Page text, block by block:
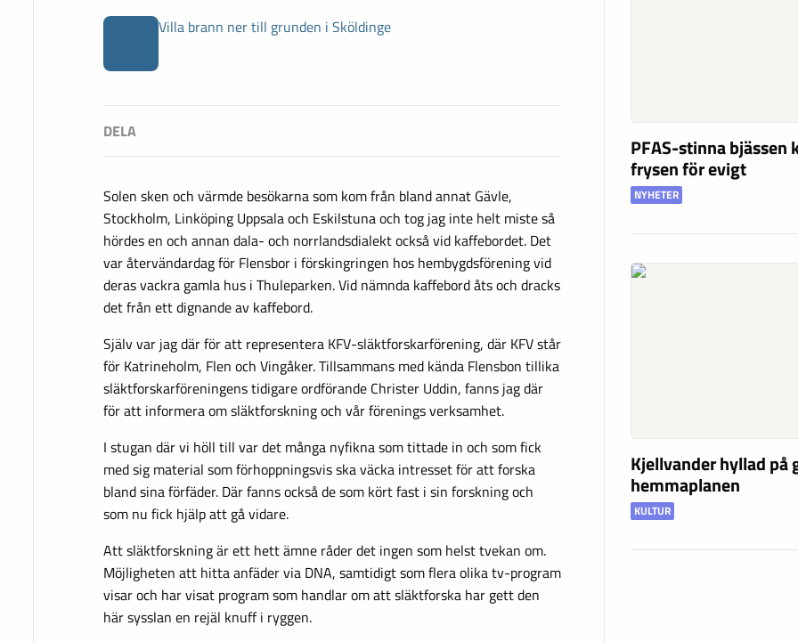
Villa brann ner till grunden i Sköldinge
Solen sken och värmde besökarna som kom från bland annat Gävle,
Stockholm, Linköping Uppsala och Eskilstuna och tog jag inte helt miste så
hördes en och annan dala- och norrlandsdialekt också vid kaffebordet. Det
var återvändardag för Flensbor i förskingringen hos hembygdsförening vid
deras vackra gamla hus i Thuleparken. Vid nämnda kaffebord åts och dracks
det från ett dignande av kaffebord.
Själv var jag där för att representera KFV-släktforskarförening, där KFV står
för Katrineholm, Flen och Vingåker. Tillsammans med kända Flensbon tillika
släktforskarföreningens tidigare ordförande Christer Uddin, fanns jag där
för att informera om släktforskning och vår förenings verksamhet.
I stugan där vi höll till var det många nyfikna som tittade in och som fick
med sig material som förhoppningsvis ska väcka intresset för att forska
bland sina förfäder. Där fanns också de som kört fast i sin forskning och
som nu fick hjälp att gå vidare.
Att släktforskning är ett hett ämne råder det ingen som helst tvekan om.
Möjligheten att hitta anfäder via DNA, samtidigt som flera olika tv-program
visar och har visat program som handlar om att släktforska har gett den
här sysslan en rejäl knuff i ryggen.
PFAS-stinna bjässen
frysen för evigt
NYHETER
Kjellvander hyllad på
hemmaplanen
KULTUR